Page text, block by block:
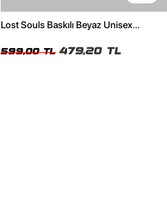
Lost Souls Baskılı Beyaz Unisex
599,00 TL 479,20 TL